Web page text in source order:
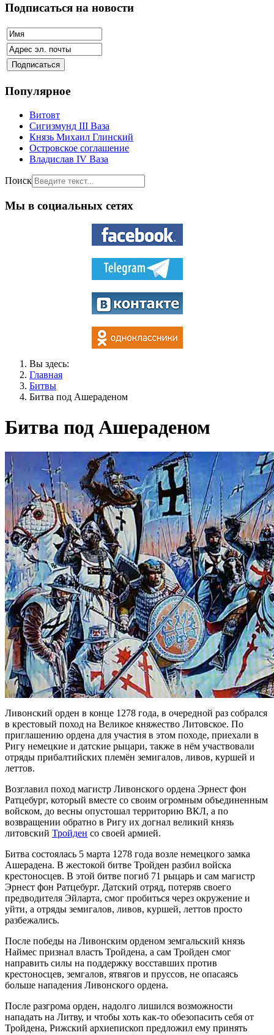
Подписаться на новости
Популярное
Витовт
Сигизмунд III Ваза
Князь Михаил Глинский
Островское соглашение
Владислав IV Ваза
Поиск
Мы в социальных сетях
Вы здесь:
Главная
Битвы
Битва под Ашераденом
Битва под Ашераденом
Ливонский орден в конце 1278 года, в очередной раз собрался
в крестовый поход на Великое княжество Литовское. По
приглашению ордена для участия в этом походе, приехали в
Ригу немецкие и датские рыцари, также в нём участвовали
отряды прибалтийских племён земигалов, ливов, куршей и
леттов.
Возглавил поход магистр Ливонского ордена Эрнест фон
Ратцебург, который вместе со своим огромным объединенным
войском, до весны опустошал территорию ВКЛ, а по
возвращении обратно в Ригу их догнал великий князь
литовский Тройден со своей армией.
Битва состоялась 5 марта 1278 года возле немецкого замка
Ашерадена. В жестокой битве Тройден разбил войска
крестоносцев. В этой битве погиб 71 рыцарь и сам магистр
Эрнест фон Ратцебург. Датский отряд, потеряв своего
предводителя Эйларта, смог пробиться через окружение и
уйти, а отряды земигалов, ливов, куршей, леттов просто
разбежались.
После победы на Ливонским орденом земгальский князь
Наймес признал власть Тройдена, а сам Тройден смог
направить силы на поддержку восставших против
крестоносцев, земгалов, ятвягов и пруссов, не опасаясь
больше нападения Ливонского ордена.
После разгрома орден, надолго лишился возможности
нападать на Литву, и чтобы хоть как-то обезопасить себя от
Тройдена, Рижский архиепископ предложил ему принять